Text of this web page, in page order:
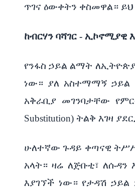
ጥገና ዕውቀትን ቀስመዋል። ይህ
ከብርሃን ባሻገር - ኢኮኖሚያዊ
የንፋስ ኃይል ልማት
ነው። ያለ አስተማማኝ ኃይል
አቅራቢያ መገንባታቸው
Substitution) ትልቅ እገዛ
ሁለተኛው ጉዳይ ቀጣናዊ
አላት። ዛሬ ለጅቡቲ፣
እያገኘች ነው። የታዳሽ